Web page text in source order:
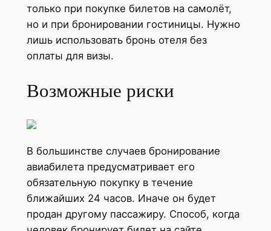
только при покупке билетов на самолёт,
но и при бронировании гостиницы. Нужно
лишь использовать бронь отеля без
оплаты для визы.
Возможные риски
В большинстве случаев бронирование
авиабилета предусматривает его
обязательную покупку в течение
ближайших 24 часов. Иначе он будет
продан другому пассажиру. Способ, когда